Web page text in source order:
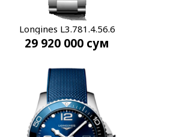
Longines L3.781.4.56.6
29 920 000 сум